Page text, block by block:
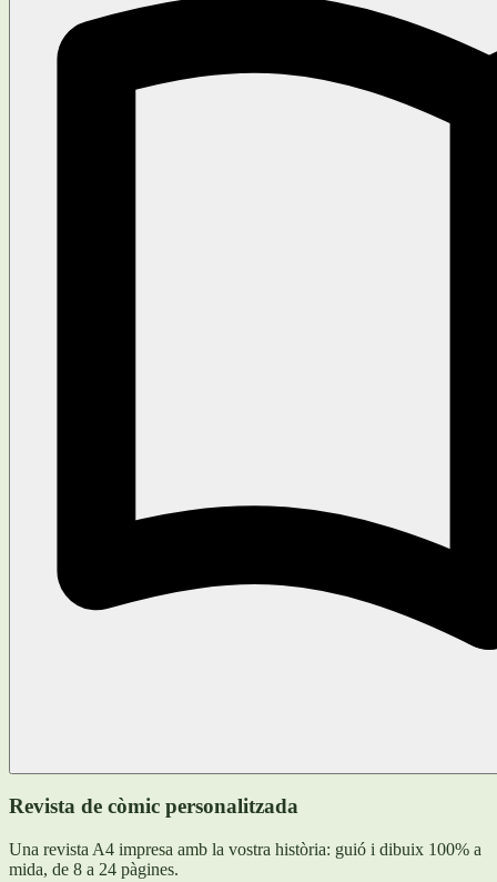
Revista de còmic personalitzada
Una revista A4 impresa amb la vostra història: guió i dibuix 100% a
mida, de 8 a 24 pàgines.